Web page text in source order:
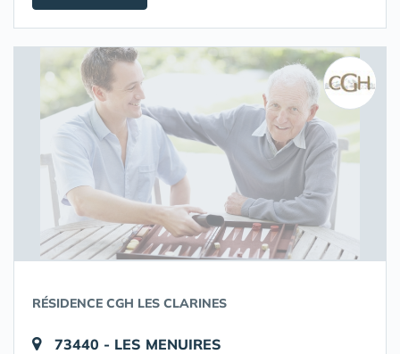
RÉSIDENCE CGH LES CLARINES
73440 - LES MENUIRES